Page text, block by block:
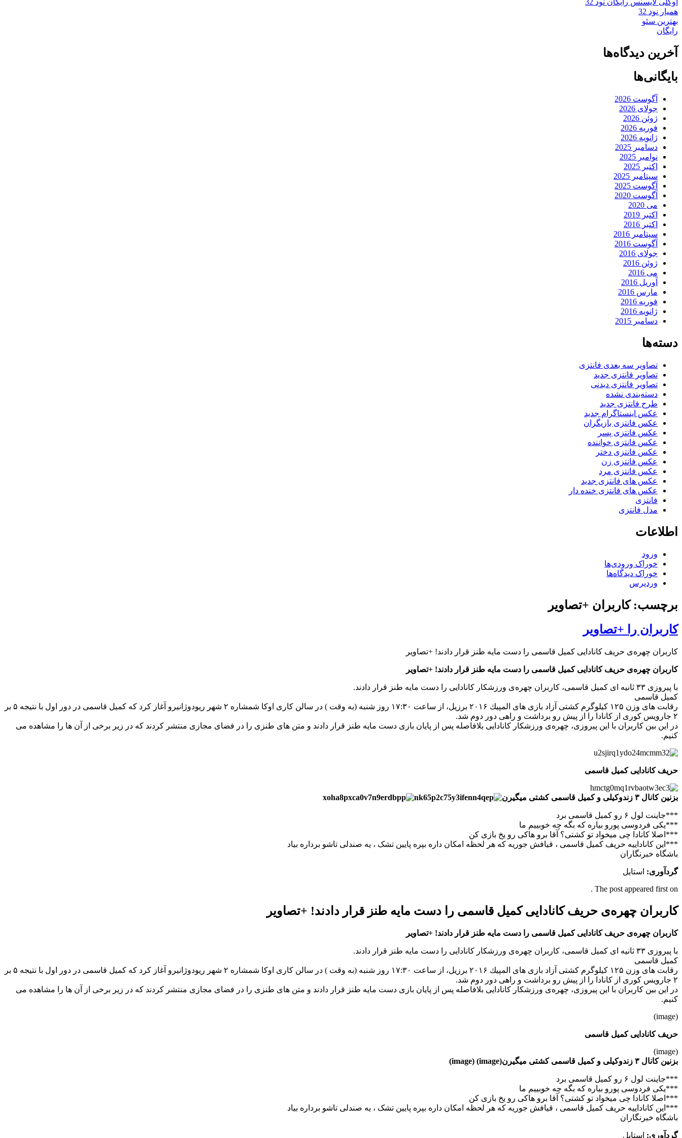
همیار نود 32
بهترین سئو
رایگان
آخرین دیدگاه‌ها
بایگانی‌ها
آگوست 2026
جولای 2026
ژوئن 2026
فوریه 2026
ژانویه 2026
دسامبر 2025
نوامبر 2025
اکتبر 2025
سپتامبر 2025
آگوست 2025
آگوست 2020
می 2020
اکتبر 2019
اکتبر 2016
سپتامبر 2016
آگوست 2016
جولای 2016
ژوئن 2016
می 2016
آوریل 2016
مارس 2016
فوریه 2016
ژانویه 2016
دسامبر 2015
دسته‌ها
تصاویر سه بعدی فانتزی
تصاویر فانتزی جدید
تصاویر فانتزی دیدنی
دسته‌بندی نشده
طرح فانتزی جدید
عکس اینستاگرام جدید
عکس فانتزی بازیگران
عکس فانتزی پسر
عکس فانتزی خواننده
عکس فانتزی دختر
عکس فانتزی زن
عکس فانتزی مرد
عکس های فانتزی جدید
عکس های فانتزی خنده دار
فانتزی
مدل فانتزی
اطلاعات
ورود
خوراک ورودی‌ها
خوراک دیدگاه‌ها
وردپرس
برچسب: کاربران +تصاویر
کاربران را +تصاویر
کاربران چهره‌ی حریف کانادایی کمیل قاسمی را دست مایه طنز قرار دادند! +تصاویر
کاربران چهره‌ی حریف کانادایی کمیل قاسمی را دست مایه طنز قرار دادند! +تصاویر
با پیروزی ۳۳ ثانیه ای کمیل قاسمی، کاربران چهره‌ی ورزشکار کانادایی را دست مایه طنز قرار دادند.
کمیل قاسمی
رقابت های وزن ۱۲۵ كیلوگرم كشتی آزاد بازی های المپیك ۲۰۱۶ برزیل، از ساعت ۱۷:۳۰ روز شنبه (به وقت ) در سالن كاری اوكا شمشاره ۲ شهر ریودوژانیرو آغاز کرد که كمیل قاسمی در دور اول با نتیجه ۵ بر
۲ جارویس كوری از كانادا را از پیش رو برداشت و راهی دور دوم شد.
در این بین کاربران با این پیروزی، چهره‌ی ورزشکار کانادایی بلافاصله پس از پایان بازی دست مایه طنز قرار دادند و متن های طنزی را در فضای مجازی منتشر کردند که در زیر برخی از آن ها را مشاهده می
کنیم.
حریف کانادایی کمیل قاسمی
بزنین کانال ۳ زندوکیلی و کمیل قاسمی کشتی میگیرن
***جاینت لول ۶ رو کمیل قاسمی برد
***یکی فردوسی پورو بیاره که بگه چه خوبییم ما
***اصلا کانادا چی میخواد تو کشتی؟ آقا برو هاکی رو یخ بازی کن
***این کاناداییه حریف کمیل قاسمی ، قیافش جوریه که هر لحظه امکان داره بپره پایین تشک ، یه صندلی تاشو برداره بیاد
باشگاه خبرنگاران
گردآوری: استایل
The post appeared first on .
کاربران چهره‌ی حریف کانادایی کمیل قاسمی را دست مایه طنز قرار دادند! +تصاویر
کاربران چهره‌ی حریف کانادایی کمیل قاسمی را دست مایه طنز قرار دادند! +تصاویر
با پیروزی ۳۳ ثانیه ای کمیل قاسمی، کاربران چهره‌ی ورزشکار کانادایی را دست مایه طنز قرار دادند.
کمیل قاسمی
رقابت های وزن ۱۲۵ كیلوگرم كشتی آزاد بازی های المپیك ۲۰۱۶ برزیل، از ساعت ۱۷:۳۰ روز شنبه (به وقت ) در سالن كاری اوكا شمشاره ۲ شهر ریودوژانیرو آغاز کرد که كمیل قاسمی در دور اول با نتیجه ۵ بر
۲ جارویس كوری از كانادا را از پیش رو برداشت و راهی دور دوم شد.
در این بین کاربران با این پیروزی، چهره‌ی ورزشکار کانادایی بلافاصله پس از پایان بازی دست مایه طنز قرار دادند و متن های طنزی را در فضای مجازی منتشر کردند که در زیر برخی از آن ها را مشاهده می
کنیم.
(image)
حریف کانادایی کمیل قاسمی
(image)
بزنین کانال ۳ زندوکیلی و کمیل قاسمی کشتی میگیرن(image) (image)
***جاینت لول ۶ رو کمیل قاسمی برد
***یکی فردوسی پورو بیاره که بگه چه خوبییم ما
***اصلا کانادا چی میخواد تو کشتی؟ آقا برو هاکی رو یخ بازی کن
***این کاناداییه حریف کمیل قاسمی ، قیافش جوریه که هر لحظه امکان داره بپره پایین تشک ، یه صندلی تاشو برداره بیاد
باشگاه خبرنگاران
گردآوری: استایل